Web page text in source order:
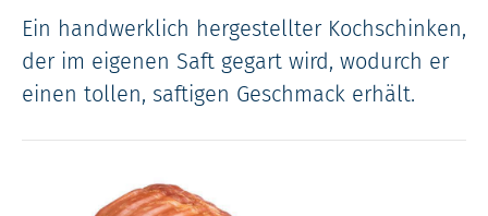
Ein handwerklich hergestellter Kochschinken,
der im eigenen Saft gegart wird, wodurch er
einen tollen, saftigen Geschmack erhält.